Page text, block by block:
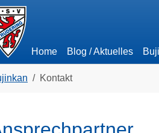
Home Blog / Aktuelles
Kontakt